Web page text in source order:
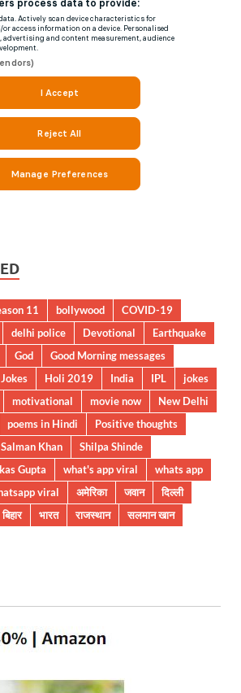
11 bollywood
COVID-19
delhi police Devotional
Earthquake
God
Good Morning messages
Holi 2019 India IPL
jokes
motivational movie now
New Delhi
poems in Hindi
Positive thoughts
Salman Khan
Shilpa Shinde
Gupta what's app viral
whats app
viral अमेरिका जवान
दिल्ली
बिहार भारत राजस्थान सलमान खान